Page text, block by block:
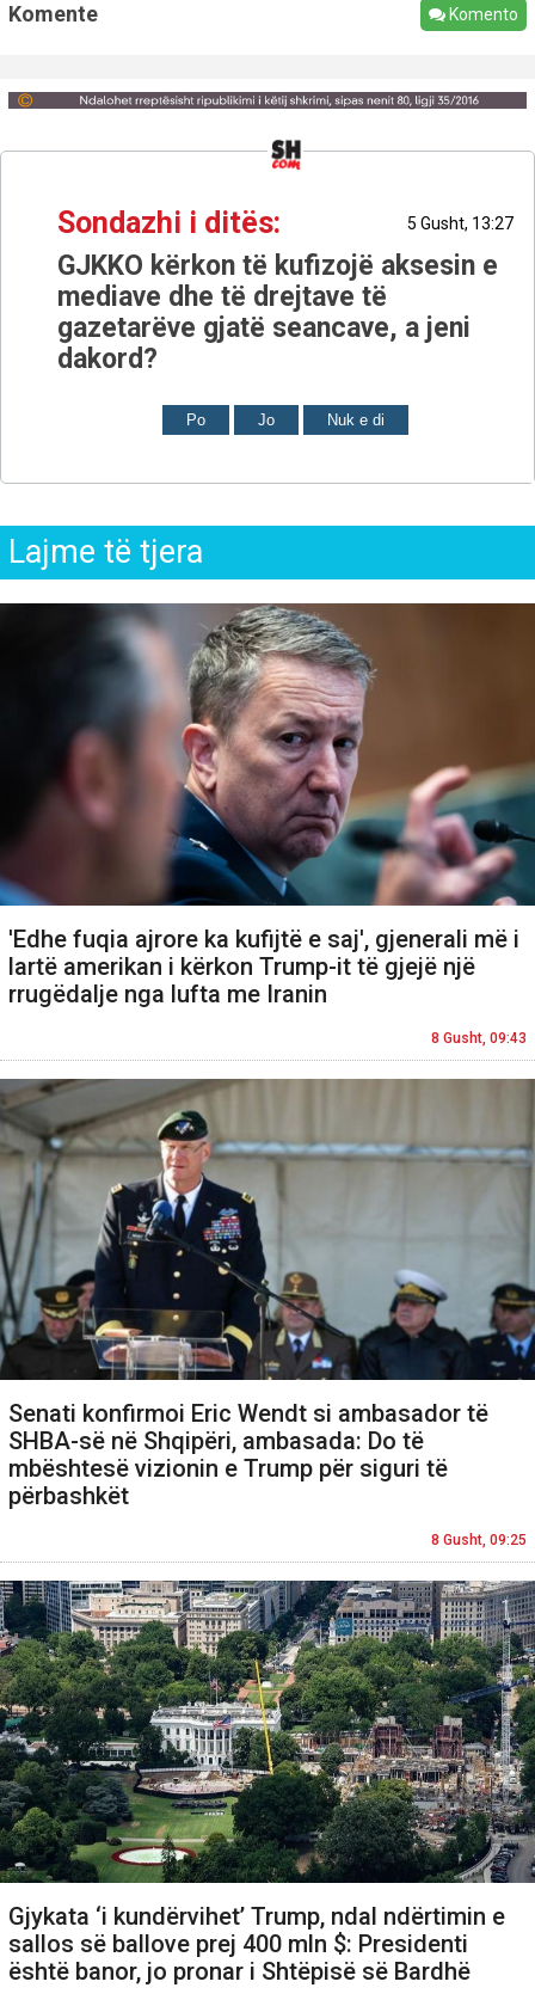
Komente Komento
Sondazhi i ditës: 5 Gusht, 13:27
GJKKO kërkon të kufizojë aksesin e
mediave dhe të drejtave të
gazetarëve gjatë seancave, a jeni
dakord?
Po Jo Nuk e di
Lajme të tjera
'Edhe fuqia ajrore ka kufijtë e saj', gjenerali më i
lartë amerikan i kërkon Trump-it të gjejë një
rrugëdalje nga lufta me Iranin
8 Gusht, 09:43
Senati konfirmoi Eric Wendt si ambasador të
SHBA-së në Shqipëri, ambasada: Do të
mbështesë vizionin e Trump për siguri të
përbashkët
8 Gusht, 09:25
Gjykata ‘i kundërvihet’ Trump, ndal ndërtimin e
sallos së ballove prej 400 mln $: Presidenti
është banor, jo pronar i Shtëpisë së Bardhë